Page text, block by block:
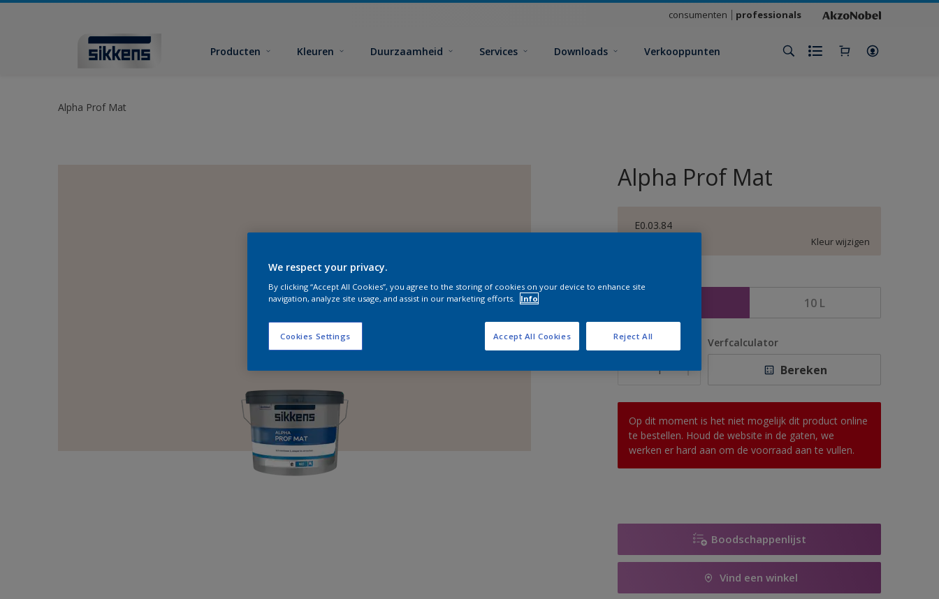
consumenten professionals
Producten Kleuren Duurzaamheid Services Downloads Verkooppunten
Alpha Prof Mat
Alpha Prof Mat
E0.03.84
Kleur wijzigen
10 L
Aantal Verfcalculator
Bereken
Op dit moment is het niet mogelijk dit product online
te bestellen. Houd de website in de gaten, we
werken er hard aan om de voorraad aan te vullen.
Boodschappenlijst
Vind een winkel
We respect your privacy.
By clicking “Accept All Cookies”, you agree to the storing of cookies on your device to enhance site
navigation, analyze site usage, and assist in our marketing efforts.
Info
Cookies Settings Reject All
Accept All Cookies